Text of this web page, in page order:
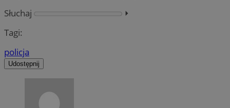
Słuchaj
⏵︎
Tagi:
policja
Udostępnij